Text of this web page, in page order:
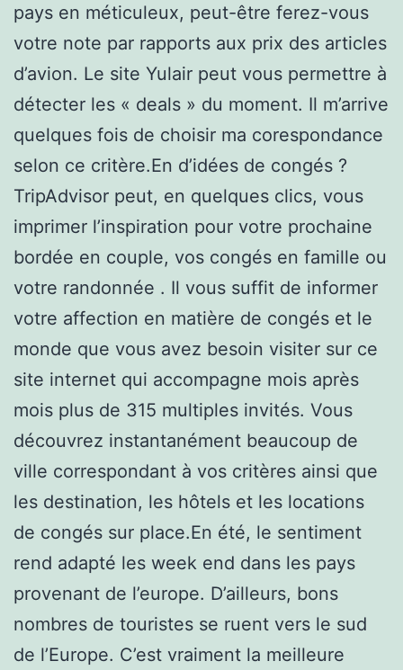
pays en méticuleux, peut-être ferez-vous
votre note par rapports aux prix des articles
d’avion. Le site Yulair peut vous permettre à
détecter les « deals » du moment. Il m’arrive
quelques fois de choisir ma corespondance
selon ce critère.En d’idées de congés ?
TripAdvisor peut, en quelques clics, vous
imprimer l’inspiration pour votre prochaine
bordée en couple, vos congés en famille ou
votre randonnée . Il vous suffit de informer
votre affection en matière de congés et le
monde que vous avez besoin visiter sur ce
site internet qui accompagne mois après
mois plus de 315 multiples invités. Vous
découvrez instantanément beaucoup de
ville correspondant à vos critères ainsi que
les destination, les hôtels et les locations
de congés sur place.En été, le sentiment
rend adapté les week end dans les pays
provenant de l’europe. D’ailleurs, bons
nombres de touristes se ruent vers le sud
de l’Europe. C’est vraiment la meilleure